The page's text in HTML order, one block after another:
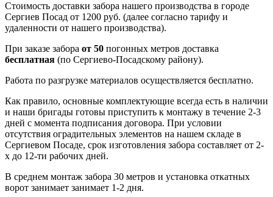
Стоимость доставки забора нашего производства в городе
Сергиев Посад от 1200 руб. (далее согласно тарифу и
удаленности от нашего производства).
При заказе забора от 50 погонных метров доставка
бесплатная (по Сергиево-Посадскому району).
Работа по разгрузке материалов осуществляется бесплатно.
Как правило, основные комплектующие всегда есть в наличии
и наши бригады готовы приступить к монтажу в течение 2-3
дней с момента подписания договора. При условии
отсутствия оградительных элементов на нашем складе в
Сергиевом Посаде, срок изготовления забора составляет от 2-
х до 12-ти рабочих дней.
В среднем монтаж забора 30 метров и установка откатных
ворот занимает занимает 1-2 дня.